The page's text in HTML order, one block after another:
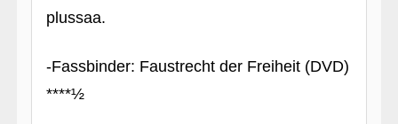
plussaa.
‑Fassbinder: Faustrecht der Freiheit (DVD)
****½